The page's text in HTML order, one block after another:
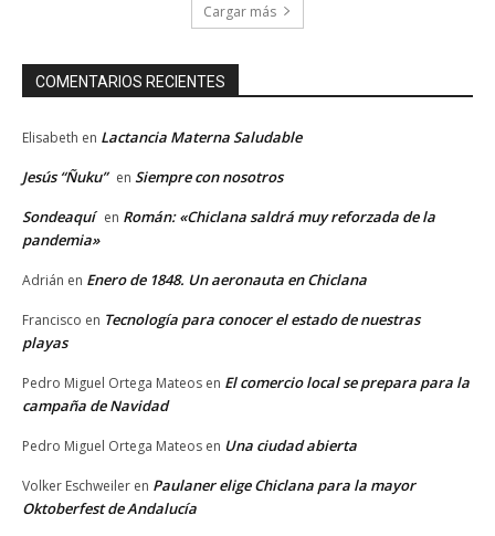
Cargar más
COMENTARIOS RECIENTES
Elisabeth en Lactancia Materna Saludable
Jesús “Ñuku” en Siempre con nosotros
Sondeaquí en Román: «Chiclana saldrá muy reforzada de la
pandemia»
Adrián en Enero de 1848. Un aeronauta en Chiclana
Francisco en Tecnología para conocer el estado de nuestras
playas
Pedro Miguel Ortega Mateos en El comercio local se prepara para la
campaña de Navidad
Pedro Miguel Ortega Mateos en Una ciudad abierta
Volker Eschweiler en Paulaner elige Chiclana para la mayor
Oktoberfest de Andalucía